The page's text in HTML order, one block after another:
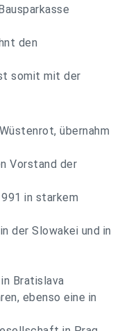
den
somit mit der
übernahm
Vorstand der
in starkem
der Slowakei und in
Bratislava
ebenso eine in